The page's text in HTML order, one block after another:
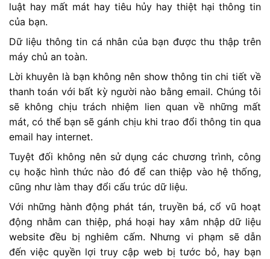
luật hay mất mát hay tiêu hủy hay thiệt hại thông tin
của bạn.
Dữ liệu thông tin cá nhân của bạn được thu thập trên
máy chủ an toàn.
Lời khuyên là bạn không nên show thông tin chi tiết về
thanh toán với bất kỳ người nào bằng email. Chúng tôi
sẽ không chịu trách nhiệm lien quan về những mất
mát, có thể bạn sẽ gánh chịu khi trao đổi thông tin qua
email hay internet.
Tuyệt đối không nên sử dụng các chương trình, công
cụ hoặc hình thức nào đó để can thiệp vào hệ thống,
cũng như làm thay đổi cấu trúc dữ liệu.
Với những hành động phát tán, truyền bá, cổ vũ hoạt
động nhằm can thiệp, phá hoại hay xâm nhập dữ liệu
website đều bị nghiêm cấm. Nhưng vi phạm sẽ dẫn
đến việc quyền lợi truy cập web bị tước bỏ, hay bạn